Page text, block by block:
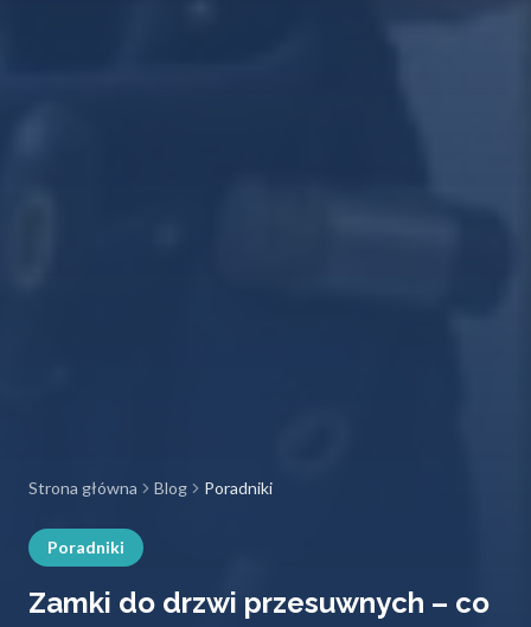
Strona główna Blog Poradniki
Poradniki
Zamki do drzwi przesuwnych – co